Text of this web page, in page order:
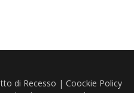
di Recesso | Coockie Policy